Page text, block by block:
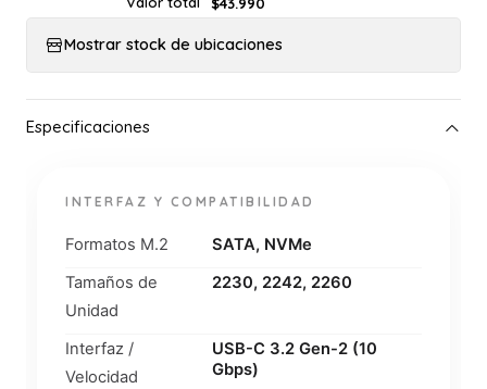
Mostrar stock de ubicaciones
INTERFAZ Y COMPATIBILIDAD
Formatos M.2
SATA, NVMe
Tamaños de
Unidad
2230, 2242, 2260
Interfaz /
Velocidad
USB-C 3.2 Gen-2 (10
Gbps)